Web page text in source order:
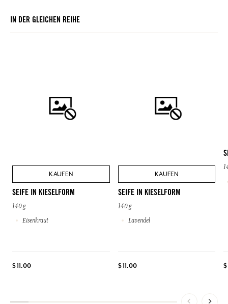
IN DER GLEICHEN REIHE
KAUFEN
SEIFE IN KIESELFORM
140 g
Eisenkraut
$ 11.00
KAUFEN
SEIFE IN KIESELFORM
140 g
Lavendel
$ 11.00 $